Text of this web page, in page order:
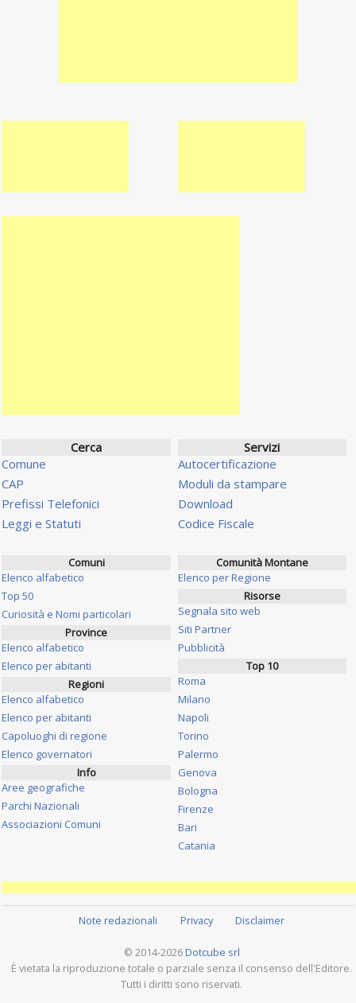
Cerca
Comune
CAP
Prefissi Telefonici
Leggi e Statuti
Servizi
Autocertificazione
Moduli da stampare
Download
Codice Fiscale
Comuni
Elenco alfabetico
Top 50
Curiosità e Nomi particolari
Province
Elenco alfabetico
Elenco per abitanti
Regioni
Elenco alfabetico
Elenco per abitanti
Capoluoghi di regione
Elenco governatori
Info
Aree geografiche
Parchi Nazionali
Associazioni Comuni
Comunità Montane
Elenco per Regione
Risorse
Segnala sito web
Siti Partner
Pubblicità
Top 10
Roma
Milano
Napoli
Torino
Palermo
Genova
Bologna
Firenze
Bari
Catania
Note redazionali Privacy Disclaimer
© 2014-2026 Dotcube srl
È vietata la riproduzione totale o parziale senza il consenso dell'Editore.
Tutti i diritti sono riservati.